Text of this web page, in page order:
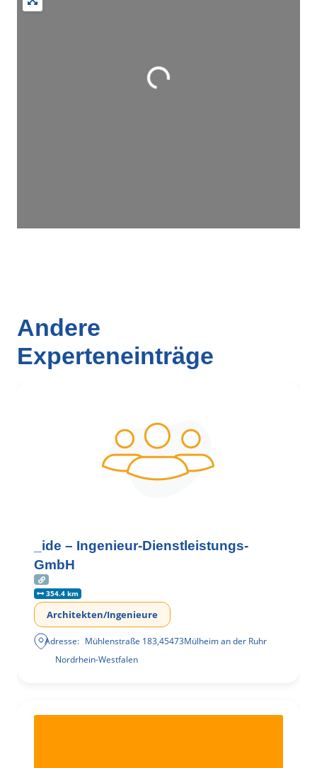
Wird geladen …
Andere
Experteneinträge
_ide – Ingenieur-Dienstleistungs-
GmbH
354.4 km
Architekten/Ingenieure
Adresse: Mühlenstraße 183,45473Mülheim an der Ruhr
Nordrhein-Westfalen